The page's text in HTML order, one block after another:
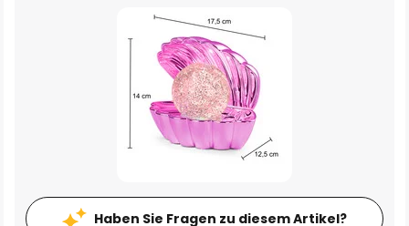
Haben Sie Fragen zu diesem Artikel?